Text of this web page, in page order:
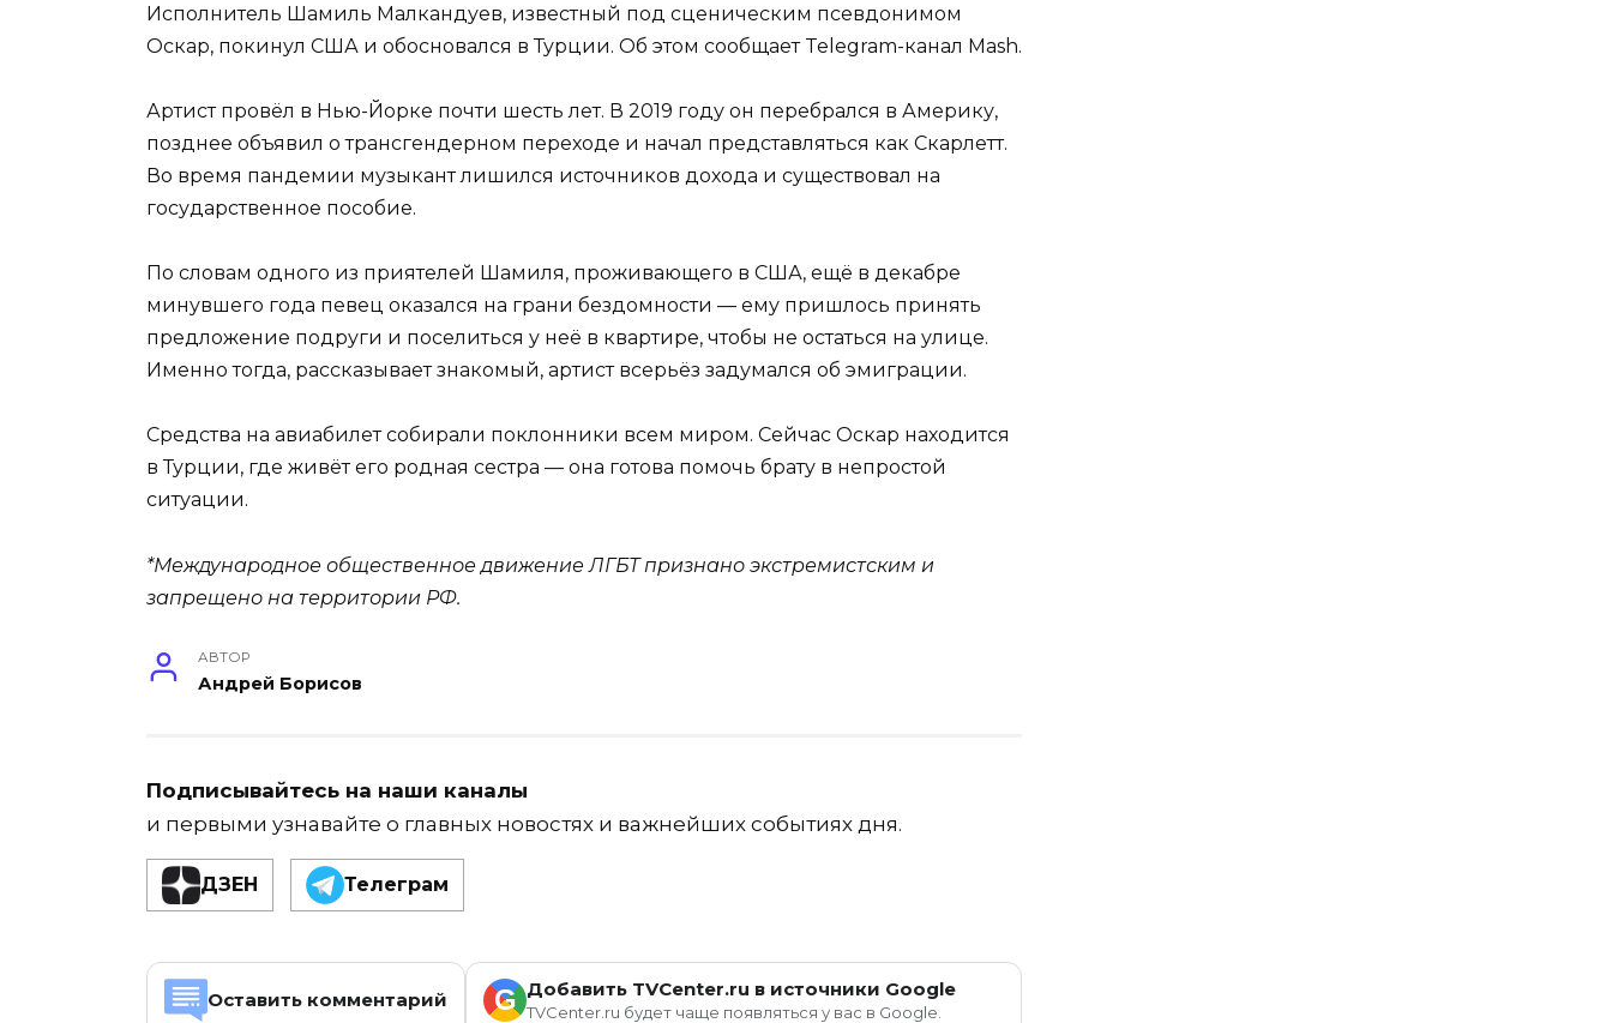
Исполнитель Шамиль Малкандуев, известный под сценическим псевдонимом
Оскар, покинул США и обосновался в Турции. Об этом сообщает Telegram-канал Mash.
Артист провёл в Нью-Йорке почти шесть лет. В 2019 году он перебрался в Америку,
позднее объявил о трансгендерном переходе и начал представляться как Скарлетт.
Во время пандемии музыкант лишился источников дохода и существовал на
государственное пособие.
По словам одного из приятелей Шамиля, проживающего в США, ещё в декабре
минувшего года певец оказался на грани бездомности — ему пришлось принять
предложение подруги и поселиться у неё в квартире, чтобы не остаться на улице.
Именно тогда, рассказывает знакомый, артист всерьёз задумался об эмиграции.
Средства на авиабилет собирали поклонники всем миром. Сейчас Оскар находится
в Турции, где живёт его родная сестра — она готова помочь брату в непростой
ситуации.
*Международное общественное движение ЛГБТ признано экстремистским и
запрещено на территории РФ.
АВТОР
Андрей Борисов
Подписывайтесь на наши каналы
и первыми узнавайте о главных новостях и важнейших событиях дня.
ДЗЕН Телеграм
Оставить комментарий G Добавить TVCenter.ru в источники Google
TVCenter.ru будет чаще появляться у вас в Google.